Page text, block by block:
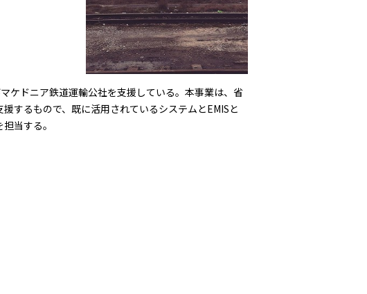
ケドニア鉄道運輸公社を支援している。本事業は、省
するもので、既に活用されているシステムとEMISと
当する。